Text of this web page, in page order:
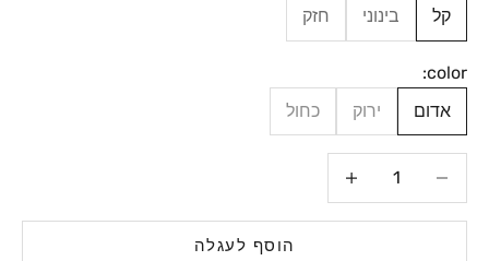
קל
בינוני חזק
color:
אדום
ירוק כחול
הקטנת הכמות
הוסף לעגלה